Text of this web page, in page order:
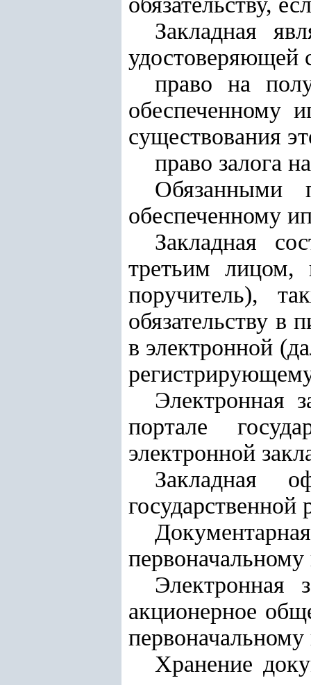
Закладная
удостоверяющей
право на
обеспеченному
существования
право залога
Обязанными
обеспеченному
Закладная
третьим лицом,
поручитель),
обязательству в
в электронной
Электронная
портале
электронной
Закладная
государственной
Электронная
акционерное
Хранение